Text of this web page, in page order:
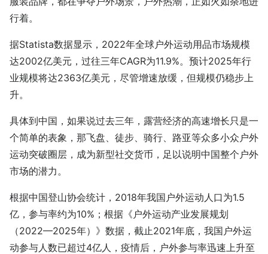
行着。
据Statista数据显示，2022年全球户外运动用品市场规模
达2002亿美元，过往三年CAGR为11.9%。预计2025年行
业规模将达2363亿美元，尽管增速放缓，但规模仍稳步上
升。
具体到中国，如果说过去三年，露营经济的高速增长只是一
个简单的表象，那飞盘、徒步、骑行、路亚等众多小众户外
运动突破圈层，成为新型社交货币，足以说明中国整个户外
市场的潜力。
根据中国登山协会统计，2018年我国户外运动人口为1.5
亿，参与率约为10%；根据《户外运动产业发展规划
（2022—2025年）》数据，截止2021年底，我国户外运
动参与人数已超过4亿人，疫情后，户外参与率迅速上升至